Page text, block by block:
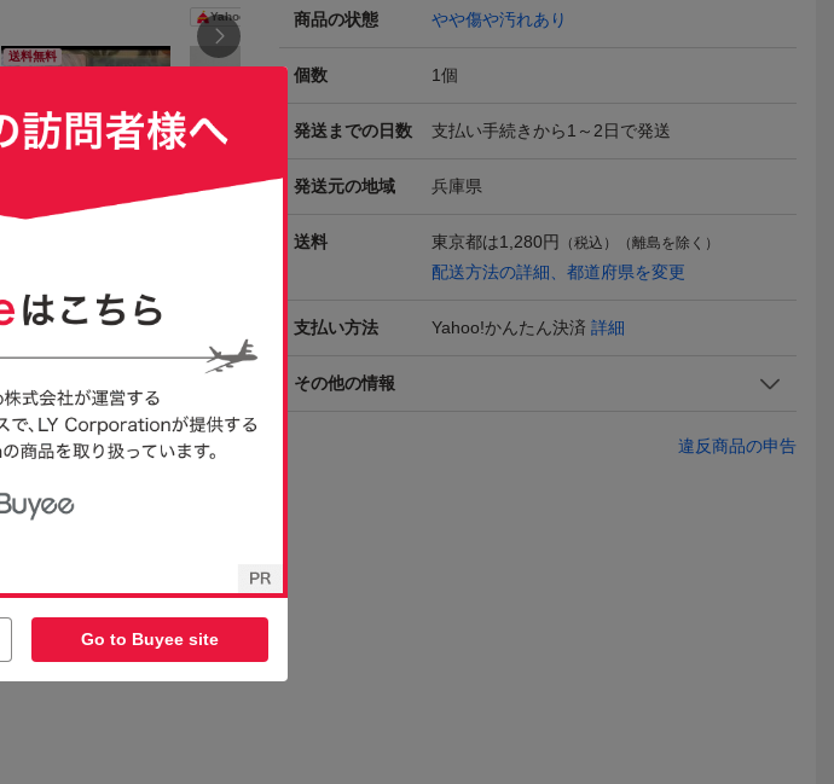
古品 未開封 ホシノルリ
ルリルリ 廃盤
送料無料
Yahoo!フリマ
ホシノ・ルリ 機動戦艦ナ
原型：山田屋 レジン
組立新品＞
機動戦艦ナデシコ ホシ
カード まとめ売り
1,600円
093 B2ポスター 機動戦艦
現在 2,000 円
商品の状態 やや傷や汚れあり
個数 1個
発送までの日数 支払い手続きから1～2日で発送
発送元の地域 兵庫県
送料 東京都は1,280円 （税込）（離島を除く）
配送方法の詳細、都道府県を変更
支払い方法 Yahoo!かんたん決済 詳細
その他の情報
違反商品の申告
Go to Buyee site